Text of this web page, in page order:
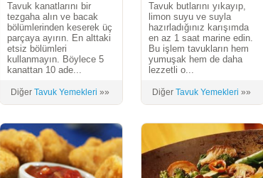
Tavuk kanatlarını bir
tezgaha alın ve bacak
bölümlerinden keserek üç
parçaya ayırın. En alttaki
etsiz bölümleri
kullanmayın. Böylece 5
kanattan 10 ade...
DiğerTavuk Yemekleri »»
Tavuk butlarını yıkayıp,
limon suyu ve suyla
hazırladığınız karışımda
en az 1 saat marine edin.
Bu işlem tavukların hem
yumuşak hem de daha
lezzetli o...
DiğerTavuk Yemekleri »»